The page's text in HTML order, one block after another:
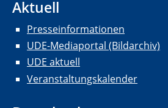
Aktuell
Presseinformationen
UDE-Mediaportal (Bildarchiv)
UDE aktuell
Veranstaltungskalender